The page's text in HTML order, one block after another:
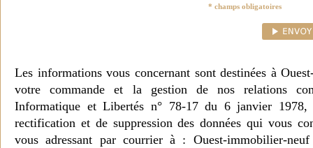
* champs obligatoires
Les informations vous concernant sont destinées à
votre commande et la gestion de nos relations
Informatique et Libertés n° 78-17 du 6 janvier 1978,
rectification et de suppression des données qui vous
vous adressant par courrier à : Ouest-immobilier-